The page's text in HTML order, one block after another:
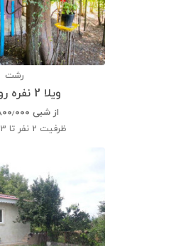
رشت
ویلا 2 نفره روستایی
از شبی
ظرفیت 2 نفر تا 3 نفر اضافه